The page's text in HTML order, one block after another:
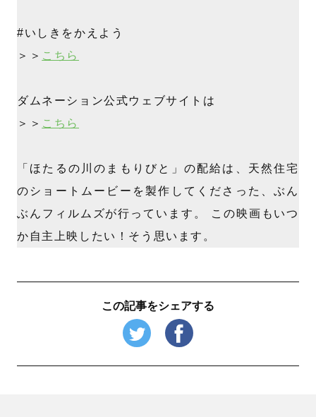
#いしきをかえよう
＞＞ こちら
ダムネーション公式ウェブサイトは
＞＞ こちら
「ほたるの川のまもりびと」の配給は、天然住宅
のショートムービーを製作してくださった、ぶん
ぶんフィルムズが行っています。 この映画もいつ
か自主上映したい！そう思います。
この記事をシェアする